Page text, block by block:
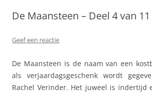
De Maansteen – Deel 4 van 11
Geef een reactie
De Maansteen is de naam van een
als verjaardagsgeschenk wordt
Rachel Verinder. Het juweel is indertijd